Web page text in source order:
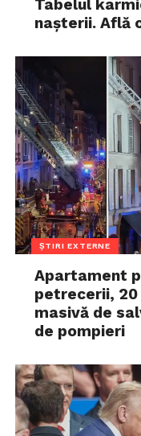
Tabelul
nașterii. Află
ȘTIRI EXTERNE
Apartament
petrecerii, 20
masivă de
de pompieri